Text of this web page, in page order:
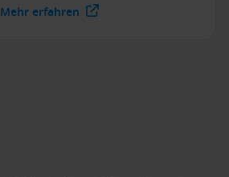
Mehr erfahren